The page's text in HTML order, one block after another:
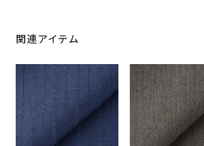
関連アイテム